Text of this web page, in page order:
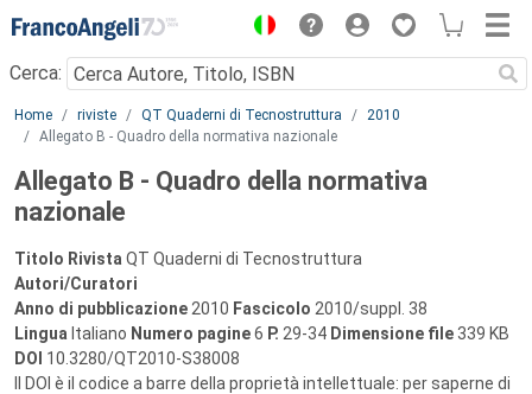
Menu
Cerca:
Main content
Home riviste QT Quaderni di Tecnostruttura
2010
Allegato B - Quadro della normativa nazionale
Allegato B - Quadro della normativa
nazionale
Titolo Rivista QT Quaderni di Tecnostruttura
Autori/Curatori
Anno di pubblicazione 2010 Fascicolo 2010/suppl. 38
Lingua Italiano Numero pagine6 P. 29-34 Dimensione file 339 KB
DOI 10.3280/QT2010-S38008
Il DOI è il codice a barre della proprietà intellettuale: per saperne di